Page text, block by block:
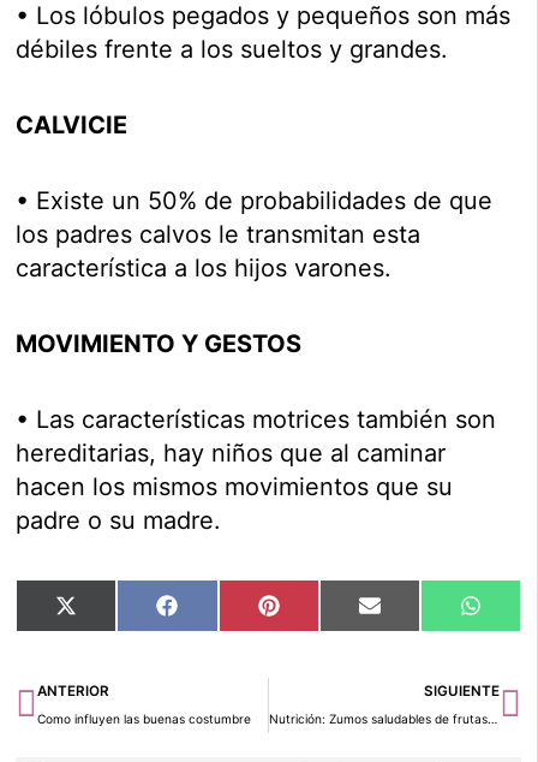
• Los lóbulos pegados y pequeños son más
débiles frente a los sueltos y grandes.
CALVICIE
• Existe un 50% de probabilidades de que
los padres calvos le transmitan esta
característica a los hijos varones.
MOVIMIENTO Y GESTOS
• Las características motrices también son
hereditarias, hay niños que al caminar
hacen los mismos movimientos que su
padre o su madre.
Compartir
en
X
(Twitter)
Compartir
en
Facebook Compartir
en
Pinterest Compartir
en
Email
en
Ant
ANTERIOR
Como influyen las buenas costumbre
SIGUIENTE
Nutrición: Zumos saludables de frutas y plantas